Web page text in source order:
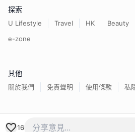
16
探索
U Lifestyle Travel HK Beauty
e-zone
其他
關於我們 免責聲明 使用條款 私
香港經濟日報版權所有©